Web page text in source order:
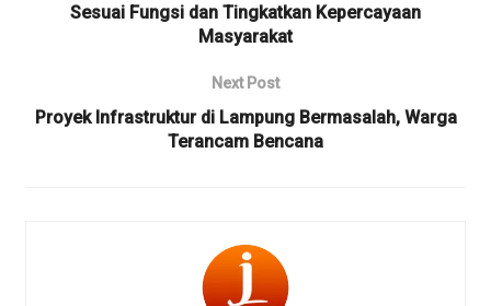
Sesuai Fungsi dan Tingkatkan Kepercayaan
Masyarakat
Next Post
Proyek Infrastruktur di Lampung Bermasalah, Warga
Terancam Bencana